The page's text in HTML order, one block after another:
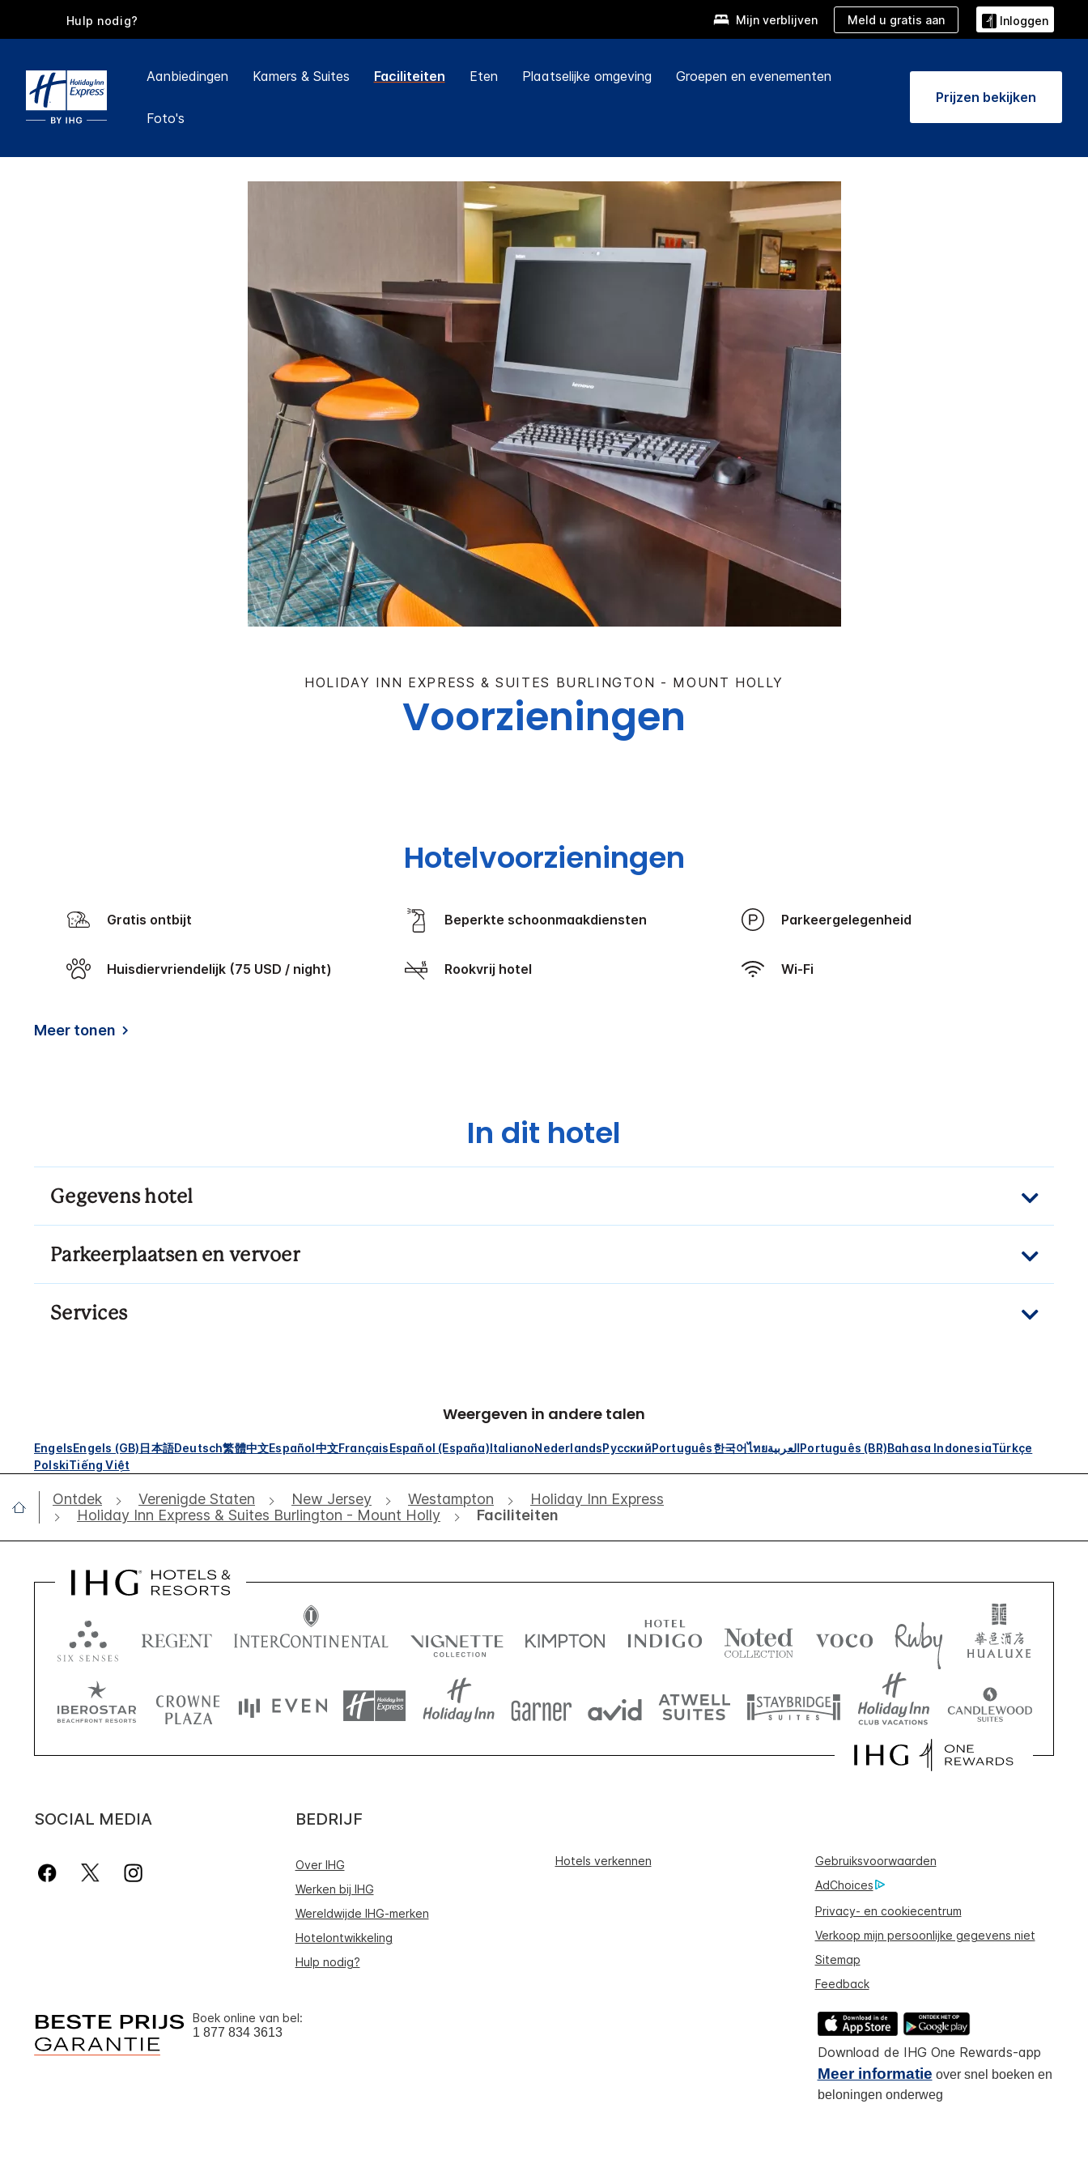
Hulp nodig? Mijn verblijven Meld u gratis aan Inloggen
Aanbiedingen Kamers & Suites Faciliteiten Eten Plaatselijke omgeving Groepen en evenementen
Foto's
Prijzen bekijken
HOLIDAY INN EXPRESS & SUITES BURLINGTON - MOUNT HOLLY
Voorzieningen
Hotelvoorzieningen
Gratis ontbijt Beperkte schoonmaakdiensten Parkeergelegenheid
Huisdiervriendelijk (75 USD / night) Rookvrij hotel Wi-Fi
Meer tonen
In dit hotel
Gegevens hotel
Parkeerplaatsen en vervoer
Services
Weergeven in andere talen
EngelsEngels (GB)日本語Deutsch繁體中文Español中文FrançaisEspañol (España)ItalianoNederlandsРусскийPortuguês한국어ไทยالعربيةPortuguês (BR)Bahasa IndonesiaTürkçe
PolskiTiếng Việt
Ontdek Verenigde Staten New Jersey Westampton
Holiday Inn Express
Holiday Inn Express & Suites Burlington - Mount Holly
Faciliteiten
SOCIAL MEDIA BEDRIJF
Over IHG
Werken bij IHG
Wereldwijde IHG-merken
Hotelontwikkeling
Hulp nodig?
Hotels verkennen
Gebruiksvoorwaarden
AdChoices
Privacy- en cookiecentrum
Verkoop mijn persoonlijke gegevens niet
Sitemap
Feedback
Boek online van bel:
1 877 834 3613
Download de IHG One Rewards-app
Meer informatie over snel boeken en
beloningen onderweg